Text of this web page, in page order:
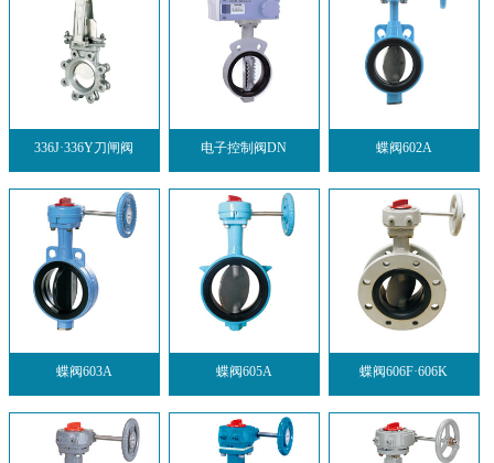
336J·336Y刀闸阀 电子控制阀DN 蝶阀602A
蝶阀603A 蝶阀605A 蝶阀606F·606K